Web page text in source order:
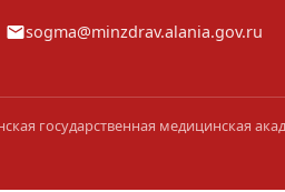
sogma@minzdrav.alania.gov.ru
государственная медицинская